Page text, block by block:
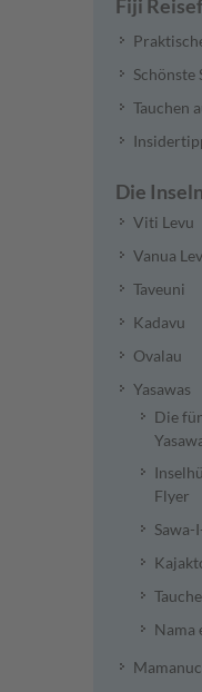
Fiji
Schönste
Tauchen
Die
Viti Levu
Vanua
Taveuni
Kadavu
Ovalau
Yasawas
Die
Flyer
Sawa-
Nama